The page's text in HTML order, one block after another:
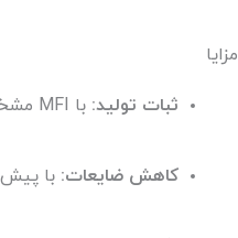
مزایا
ثبات تولید: با MFI مشخص، هر بچ پلاستیک به راحتی در اکسترودر پردازش می‌شود و تغییرات بین بچ‌ها کاهش می‌یابد.
کاهش ضایعات: با